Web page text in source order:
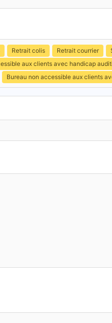
Retrait colis Retrait courrier
aux clients avec handicap
Bureau non accessible aux clients